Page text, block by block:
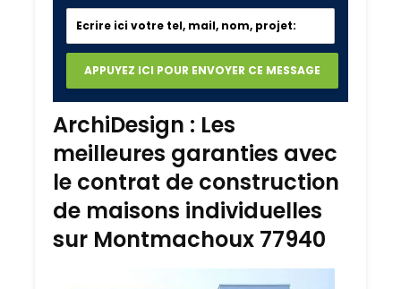
ArchiDesign : Les
meilleures garanties avec
le contrat de construction
de maisons individuelles
sur Montmachoux 77940